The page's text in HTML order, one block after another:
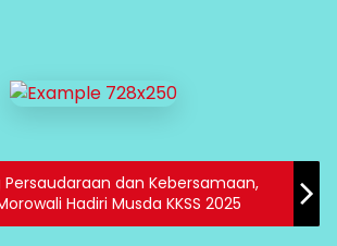
Persaudaraan dan Kebersamaan,
Hadiri Musda KKSS 2025